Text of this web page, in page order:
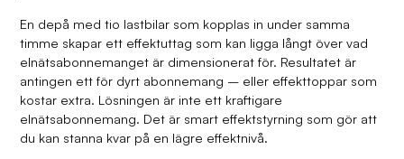
En depå med tio lastbilar som kopplas in under samma
timme skapar ett effektuttag som kan ligga långt över vad
elnätsabonnemanget är dimensionerat för. Resultatet är
antingen ett för dyrt abonnemang – eller effekttoppar som
kostar extra. Lösningen är inte ett kraftigare
elnätsabonnemang. Det är smart effektstyrning som gör att
du kan stanna kvar på en lägre effektnivå.